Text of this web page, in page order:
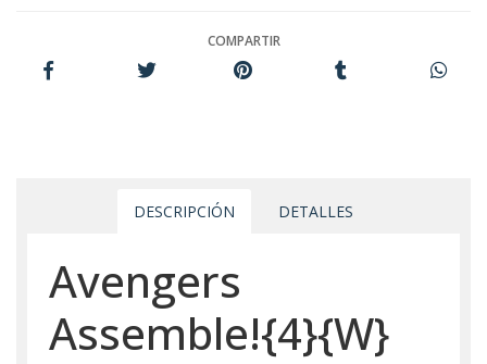
COMPARTIR
DESCRIPCIÓN DETALLES
Avengers
Assemble!{4}{W}